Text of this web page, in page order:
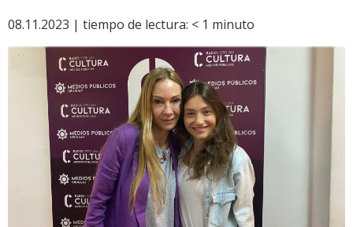
08.11.2023 | tiempo de lectura: < 1 minuto